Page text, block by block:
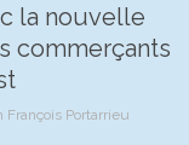
la nouvelle
commerçants
François Portarrieu